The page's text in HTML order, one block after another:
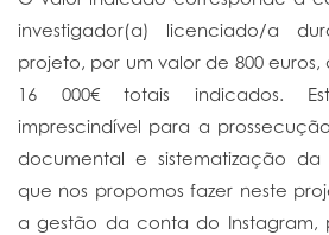
investigador(a) licenciado/a
projeto, por um valor de 800
16 000€ totais indicados.
imprescindível para a
documental e sistematização
que nos propomos fazer neste
a gestão da conta do Instagram,